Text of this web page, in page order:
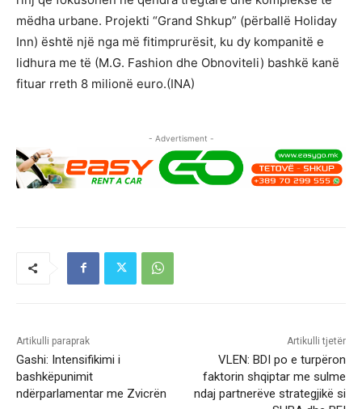
mëdha urbane. Projekti “Grand Shkup” (përballë Holiday
Inn) është një nga më fitimprurësit, ku dy kompanitë e
lidhura me të (M.G. Fashion dhe Obnoviteli) bashkë kanë
fituar rreth 8 milionë euro.(INA)
- Advertisment -
Artikulli paraprak
Gashi: Intensifikimi i
bashkëpunimit
ndërparlamentar me Zvicrën
Artikulli tjetër
VLEN: BDI po e turpëron
faktorin shqiptar me sulme
ndaj partnerëve strategjikë si